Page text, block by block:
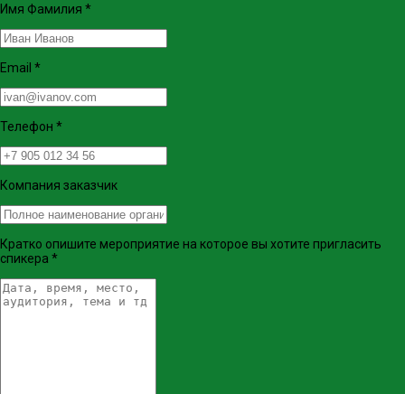
Имя Фамилия *
Email *
Телефон *
Компания заказчик
Кратко опишите мероприятие на которое вы хотите пригласить
спикера *